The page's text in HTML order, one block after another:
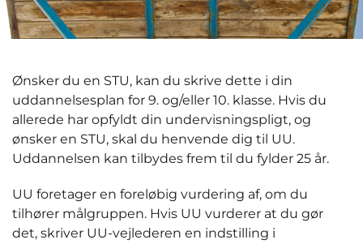
Ønsker du en STU, kan du skrive dette i din
uddannelsesplan for 9. og/eller 10. klasse. Hvis du
allerede har opfyldt din undervisningspligt, og
ønsker en STU, skal du henvende dig til UU.
Uddannelsen kan tilbydes frem til du fylder 25 år.
UU foretager en foreløbig vurdering af, om du
tilhører målgruppen. Hvis UU vurderer at du gør
det, skriver UU-vejlederen en indstilling i